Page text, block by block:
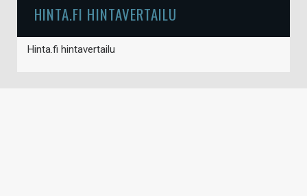
HINTA.FI HINTAVERTAILU
Hinta.fi hintavertailu